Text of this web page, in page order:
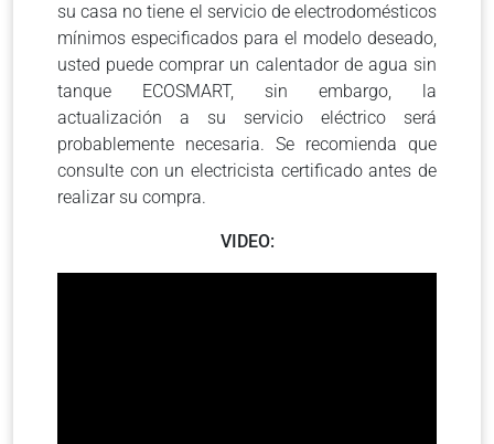
su casa no tiene el servicio de electrodomésticos
mínimos especificados para el modelo deseado,
usted puede comprar un calentador de agua sin
tanque ECOSMART, sin embargo, la
actualización a su servicio eléctrico será
probablemente necesaria. Se recomienda que
consulte con un electricista certificado antes de
realizar su compra.
VIDEO: